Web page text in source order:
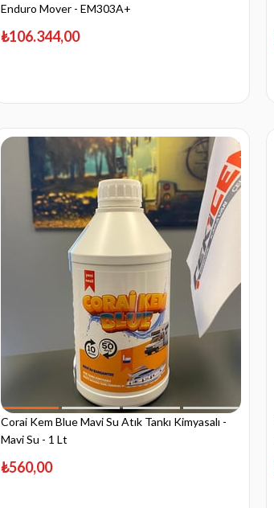
Enduro Mover - EM303A+
₺106.344,00
Corai Kem Blue Mavi Su Atık Tankı Kimyasalı -
Mavi Su - 1 Lt
₺560,00